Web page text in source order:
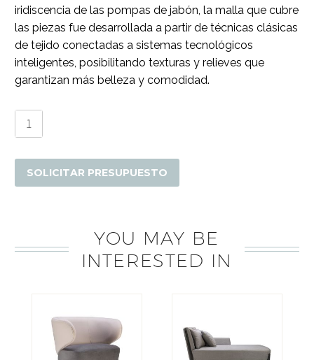
iridiscencia de las pompas de jabón, la malla que cubre
las piezas fue desarrollada a partir de técnicas clásicas
de tejido conectadas a sistemas tecnológicos
inteligentes, posibilitando texturas y relieves que
garantizan más belleza y comodidad.
Poltrona
Bubble
cantidad
SOLICITAR PRESUPUESTO
YOU MAY BE
INTERESTED IN